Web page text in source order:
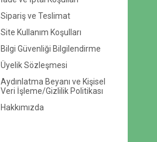
Sipariş ve Teslimat
Site Kullanım Koşulları
Bilgi Güvenliği Bilgilendirme
Üyelik Sözleşmesi
Aydınlatma Beyanı ve Kişisel
Veri İşleme/Gizlilik Politikası
Hakkımızda